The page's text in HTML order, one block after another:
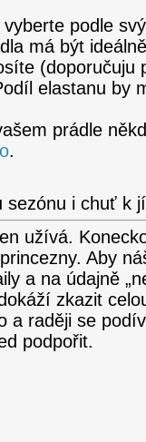
podle
má být
(doporučuju
elastanu by
prádle
.
sezónu i chuť k
užívá.
Aby
a na údajně
zkazit
a raději se
podpořit.